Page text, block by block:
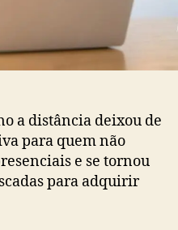
a distância deixou de
para quem não
e se tornou
para adquirir